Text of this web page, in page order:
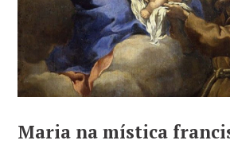
Maria na mística